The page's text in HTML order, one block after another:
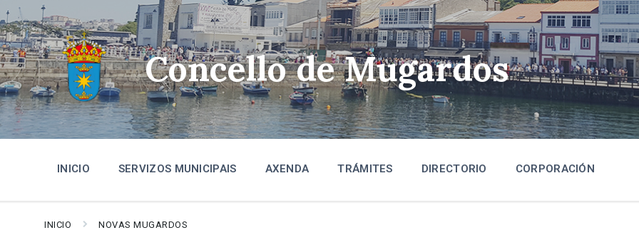
Skip
to
content
Skip
to
main
navigation
Skip
to
footer
Concello de Mugardos
INICIO SERVIZOS MUNICIPAIS AXENDA TRÁMITES DIRECTORIO CORPORACIÓN
INICIO NOVAS MUGARDOS